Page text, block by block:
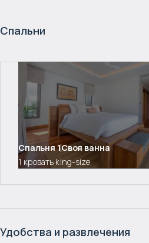
Спальни
Спальня1Своя ванна
1 кровать king-size
Удобства и развлечения